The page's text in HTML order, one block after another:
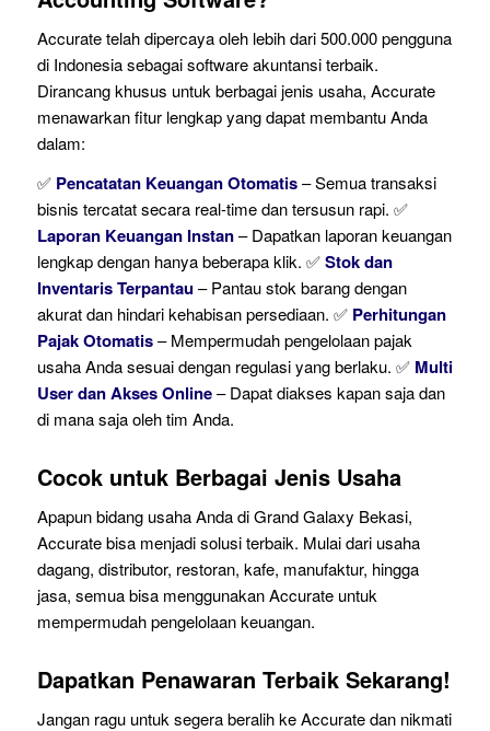
Accurate telah dipercaya oleh lebih dari 500.000 pengguna
di Indonesia sebagai software akuntansi terbaik.
Dirancang khusus untuk berbagai jenis usaha, Accurate
menawarkan fitur lengkap yang dapat membantu Anda
dalam:
✅ Pencatatan Keuangan Otomatis– Semua transaksi
bisnis tercatat secara real-time dan tersusun rapi. ✅
Laporan Keuangan Instan– Dapatkan laporan keuangan
lengkap dengan hanya beberapa klik. ✅Stok dan
Inventaris Terpantau– Pantau stok barang dengan
akurat dan hindari kehabisan persediaan. ✅ Perhitungan
Pajak Otomatis– Mempermudah pengelolaan pajak
usaha Anda sesuai dengan regulasi yang berlaku. ✅ Multi
User dan Akses Online– Dapat diakses kapan saja dan
di mana saja oleh tim Anda.
Cocok untuk Berbagai Jenis Usaha
Apapun bidang usaha Anda di Grand Galaxy Bekasi,
Accurate bisa menjadi solusi terbaik. Mulai dari usaha
dagang, distributor, restoran, kafe, manufaktur, hingga
jasa, semua bisa menggunakan Accurate untuk
mempermudah pengelolaan keuangan.
Dapatkan Penawaran Terbaik Sekarang!
Jangan ragu untuk segera beralih ke Accurate dan nikmati